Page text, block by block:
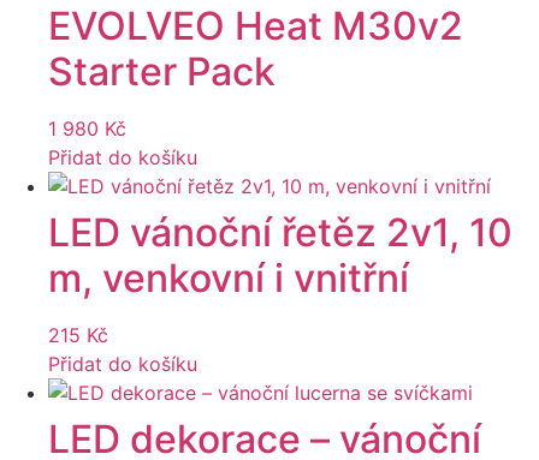
EVOLVEO Heat M30v2
Starter Pack
1 980 Kč
Přidat do košíku
LED vánoční řetěz 2v1, 10
m, venkovní i vnitřní
215 Kč
Přidat do košíku
LED dekorace – vánoční